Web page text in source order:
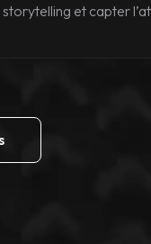
storytelling et capter